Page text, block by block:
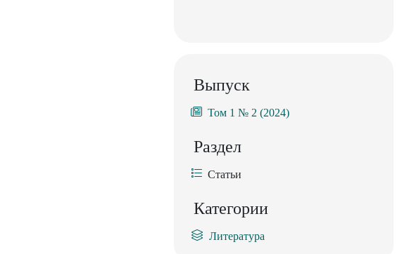
Выпуск
Том 1 № 2 (2024)
Раздел
Статьи
Категории
Литература